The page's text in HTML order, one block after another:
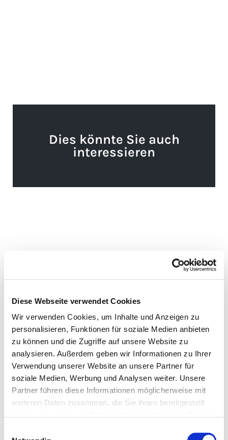
Diese Webseite verwendet Cookies
Wir verwenden Cookies, um Inhalte und Anzeigen zu
personalisieren, Funktionen für soziale Medien anbieten
zu können und die Zugriffe auf unsere Website zu
analysieren. Außerdem geben wir Informationen zu Ihrer
Verwendung unserer Website an unsere Partner für
soziale Medien, Werbung und Analysen weiter. Unsere
Partner führen diese Informationen möglicherweise mit
weiteren Daten zusammen, die Sie ihnen bereitgestellt
Dies könnte Sie auch
interessieren